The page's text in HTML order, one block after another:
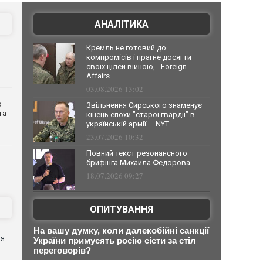
АНАЛІТИКА
Кремль не готовий до
компромісів і прагне досягти
своїх цілей війною, - Foreign
Affairs
03.08.2026 13:02
Звільнення Сирського знаменує
кінець епохи "старої гвардії" в
українській армії — NYT
23.07.2026 10:32
Повний текст резонансного
брифінга Михайла Федорова
18.07.2026 09:27
ОПИТУВАННЯ
На вашу думку, коли далекобійні санкції
України примусять росію сісти за стіл
переговорів?